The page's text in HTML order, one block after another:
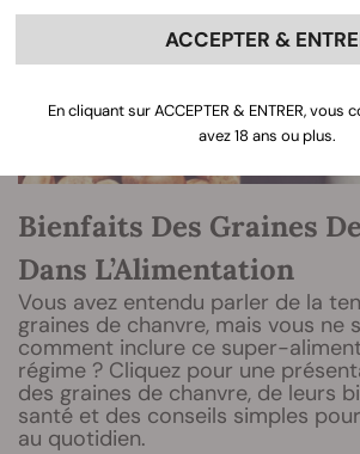
Bienfaits Des Graines
Dans L’Alimentation
Vous avez entendu parler de la
graines de chanvre, mais vous ne
comment inclure ce super-
régime ? Cliquez pour une
des graines de chanvre, de leurs
santé et des conseils simples
au quotidien.
ACCEPTER &
En cliquant sur ACCEPTER & ENTRER, vous
avez 18 ans ou plus.